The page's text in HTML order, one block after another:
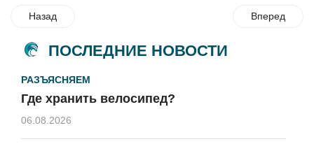
Назад Вперед
ПОСЛЕДНИЕ НОВОСТИ
РАЗЪЯСНЯЕМ
Где хранить велосипед?
06.08.2026